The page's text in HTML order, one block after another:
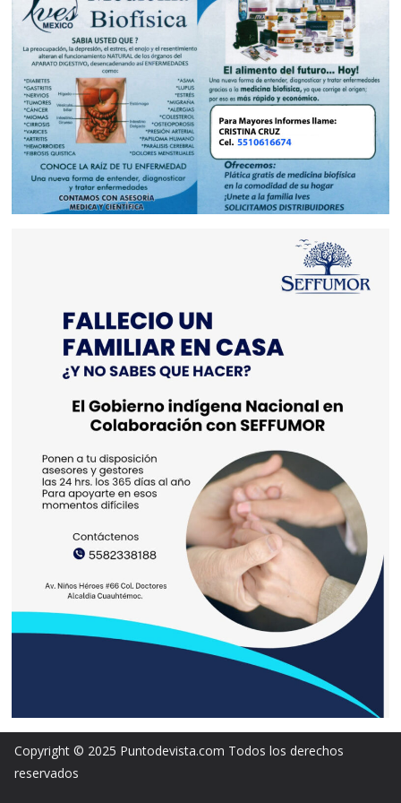
Copyright © 2025 Puntodevista.com Todos los derechos
reservados